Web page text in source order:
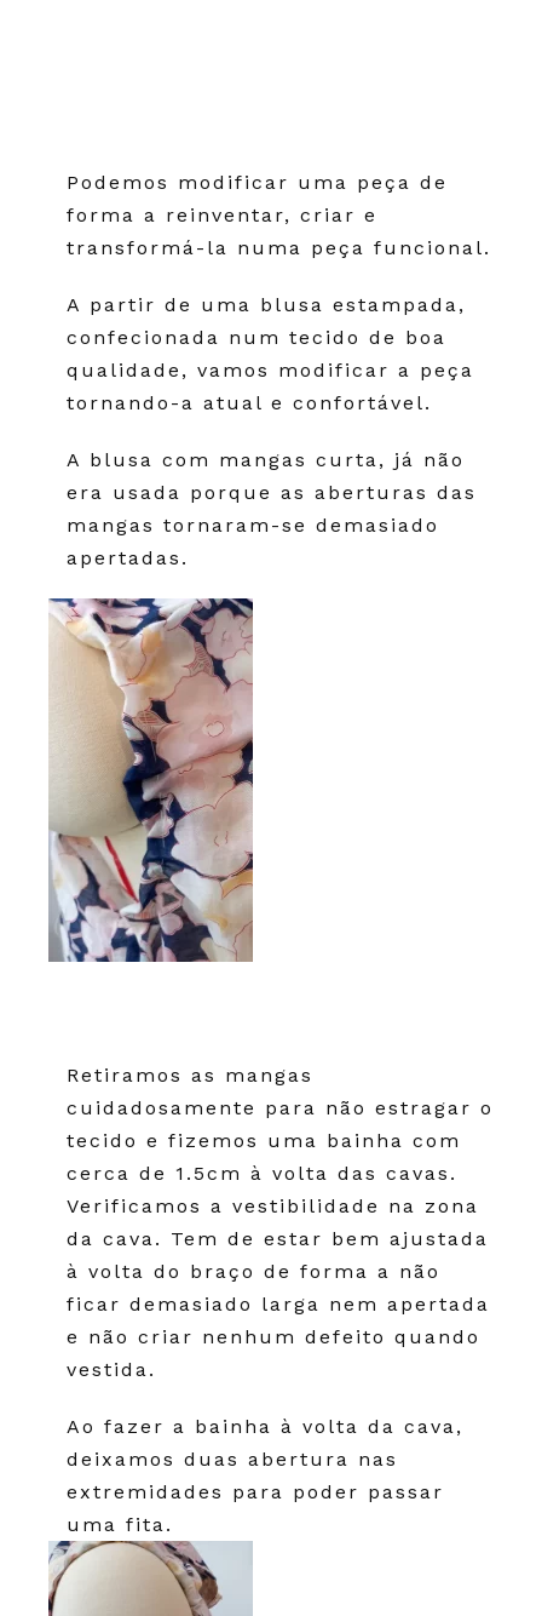
Podemos modificar uma peça de
forma a reinventar, criar e
transformá-la numa peça funcional.
A partir de uma blusa estampada,
confecionada num tecido de boa
qualidade, vamos modificar a peça
tornando-a atual e confortável.
A blusa com mangas curta, já não
era usada porque as aberturas das
mangas tornaram-se demasiado
apertadas.
Retiramos as mangas
cuidadosamente para não estragar o
tecido e fizemos uma bainha com
cerca de 1.5cm à volta das cavas.
Verificamos a vestibilidade na zona
da cava. Tem de estar bem ajustada
à volta do braço de forma a não
ficar demasiado larga nem apertada
e não criar nenhum defeito quando
vestida.
Ao fazer a bainha à volta da cava,
deixamos duas abertura nas
extremidades para poder passar
uma fita.